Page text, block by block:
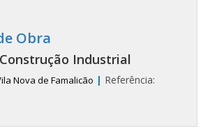
Obra
Industrial
Nova de Famalicão | Referência: